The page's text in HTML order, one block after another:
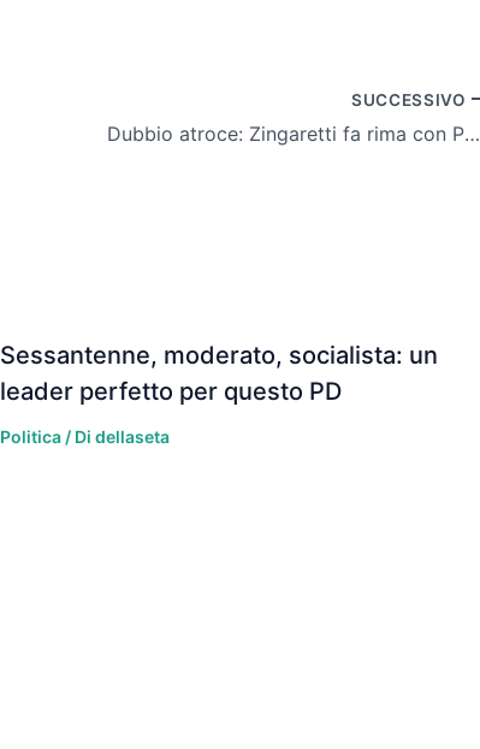
SUCCESSIVO
Dubbio atroce: Zingaretti fa rima con Polverini?
Sessantenne, moderato, socialista: un
leader perfetto per questo PD
Politica/ Di dellaseta